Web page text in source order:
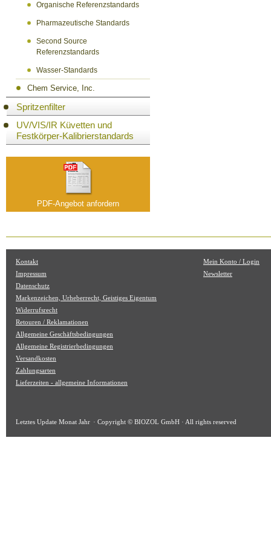
Organische Referenzstandards
Pharmazeutische Standards
Second Source
Referenzstandards
Wasser-Standards
Chem Service, Inc.
Spritzenfilter
UV/VIS/IR Küvetten und
Festkörper-Kalibrierstandards
PDF-Angebot anfordern
Kontakt
Impressum
Datenschutz
Markenzeichen, Urheberrecht, Geistiges Eigentum
Widerrufsrecht
Retouren / Reklamationen
Allgemeine Geschäftsbedingungen
Allgemeine Registrierbedingungen
Versandkosten
Zahlungsarten
Lieferzeiten - allgemeine Informationen
Mein Konto / Login
Newsletter
Letztes Update Monat Jahr · Copyright © BIOZOL GmbH · All rights reserved